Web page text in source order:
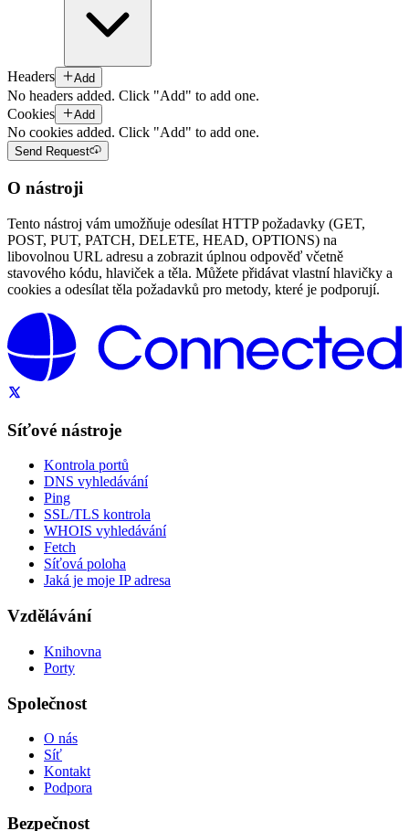
Headers Add
No headers added. Click "Add" to add one.
Cookies
Add
No cookies added. Click "Add" to add one.
Send Request
O nástroji
Tento nástroj vám umožňuje odesílat HTTP požadavky (GET,
POST, PUT, PATCH, DELETE, HEAD, OPTIONS) na
libovolnou URL adresu a zobrazit úplnou odpověď včetně
stavového kódu, hlaviček a těla. Můžete přidávat vlastní hlavičky a
cookies a odesílat těla požadavků pro metody, které je podporují.
Síťové nástroje
Kontrola portů
DNS vyhledávání
Ping
SSL/TLS kontrola
WHOIS vyhledávání
Fetch
Síťová poloha
Jaká je moje IP adresa
Vzdělávání
Knihovna
Porty
Společnost
O nás
Síť
Kontakt
Podpora
Bezpečnost